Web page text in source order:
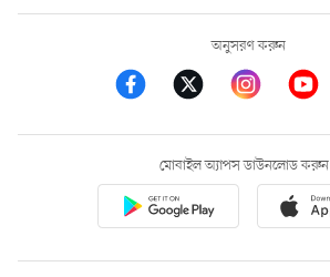
অনুসরণ করুন
মোবাইল অ্যাপস ডাউনলোড করুন